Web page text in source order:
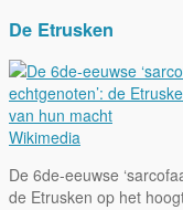
De Etrusken
Wikimedia
De 6de-eeuwse
de Etrusken op het